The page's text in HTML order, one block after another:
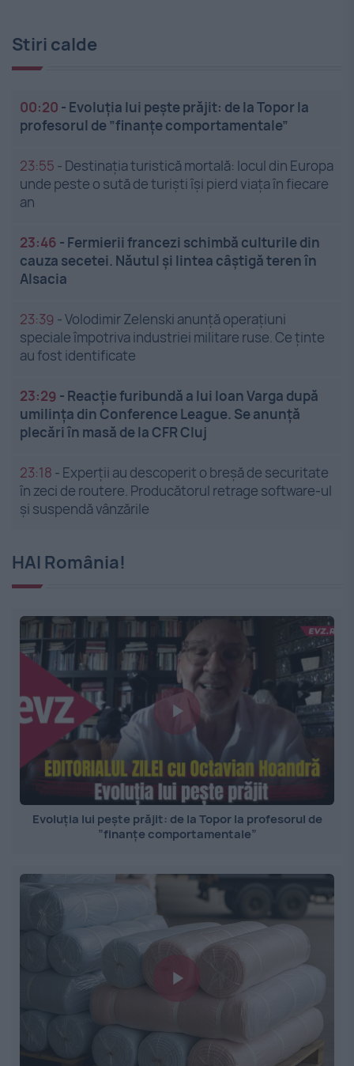
Stiri calde
00:20 - Evoluția lui pește prăjit: de la Topor la
profesorul de ”finanțe comportamentale”
23:55 - Destinația turistică mortală: locul din Europa
unde peste o sută de turiști își pierd viața în fiecare
an
23:46 - Fermierii francezi schimbă culturile din
cauza secetei. Năutul și lintea câștigă teren în
Alsacia
23:39 -Volodimir Zelenski anunță operațiuni
speciale împotriva industriei militare ruse. Ce ținte
au fost identificate
23:29 - Reacție furibundă a lui Ioan Varga după
umilința din Conference League. Se anunță
plecări în masă de la CFR Cluj
23:18 - Experții au descoperit o breșă de securitate
în zeci de routere. Producătorul retrage software-ul
și suspendă vânzările
HAI România!
Evoluția lui pește prăjit: de la Topor la profesorul de
”finanțe comportamentale”